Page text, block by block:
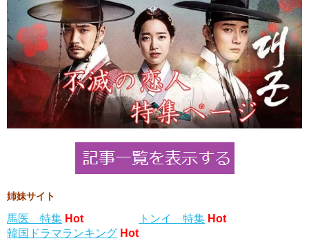
姉妹サイト
馬医 特集 Hot トンイ 特集 Hot
韓国ドラマランキング Hot